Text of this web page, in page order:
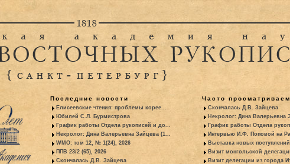
Последние новости
Елисеевские чтения: проблемы корее...
Юбилей С.Л. Бурмистрова
График работы Отдела рукописей и до...
Некролог: Дина Валерьевна Зайцева (1...
WMO: том 12, № 1(24), 2026
ППВ 23/2 (65), 2026
Скончалась Д.В. Зайцева
Часто
Скончалась Д.В. Зайцева
Некролог: Дина Валерьевна
График работы Отдела
Интервью И.Ф. Поповой на
Выставка новых
Визит монгольской
Визит делегации из города